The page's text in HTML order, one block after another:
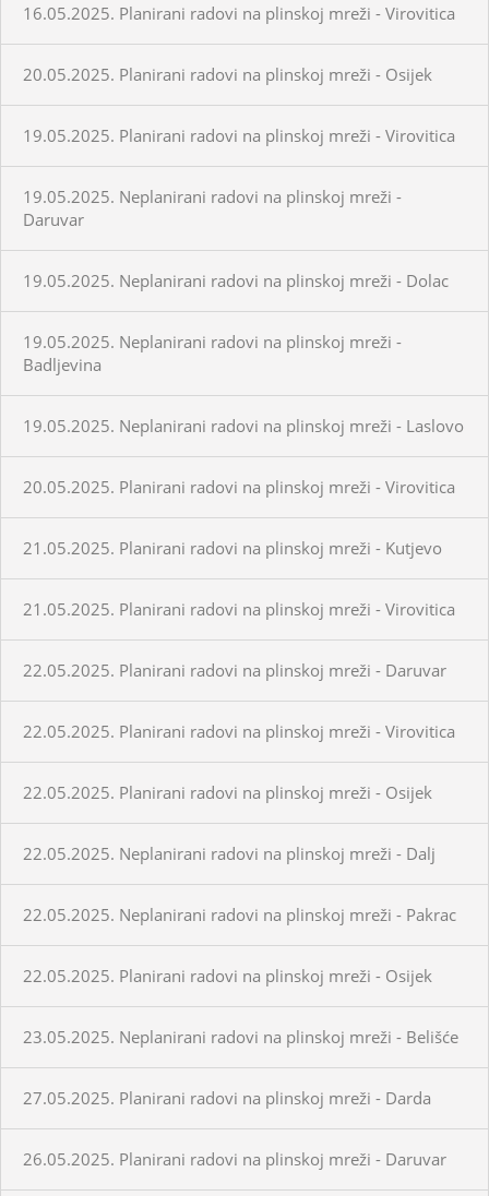
16.05.2025. Planirani radovi na plinskoj mreži - Virovitica
20.05.2025. Planirani radovi na plinskoj mreži - Osijek
19.05.2025. Planirani radovi na plinskoj mreži - Virovitica
19.05.2025. Neplanirani radovi na plinskoj mreži -
Daruvar
19.05.2025. Neplanirani radovi na plinskoj mreži - Dolac
19.05.2025. Neplanirani radovi na plinskoj mreži -
Badljevina
19.05.2025. Neplanirani radovi na plinskoj mreži - Laslovo
20.05.2025. Planirani radovi na plinskoj mreži - Virovitica
21.05.2025. Planirani radovi na plinskoj mreži - Kutjevo
21.05.2025. Planirani radovi na plinskoj mreži - Virovitica
22.05.2025. Planirani radovi na plinskoj mreži - Daruvar
22.05.2025. Planirani radovi na plinskoj mreži - Virovitica
22.05.2025. Planirani radovi na plinskoj mreži - Osijek
22.05.2025. Neplanirani radovi na plinskoj mreži - Dalj
22.05.2025. Neplanirani radovi na plinskoj mreži - Pakrac
22.05.2025. Planirani radovi na plinskoj mreži - Osijek
23.05.2025. Neplanirani radovi na plinskoj mreži - Belišće
27.05.2025. Planirani radovi na plinskoj mreži - Darda
26.05.2025. Planirani radovi na plinskoj mreži - Daruvar